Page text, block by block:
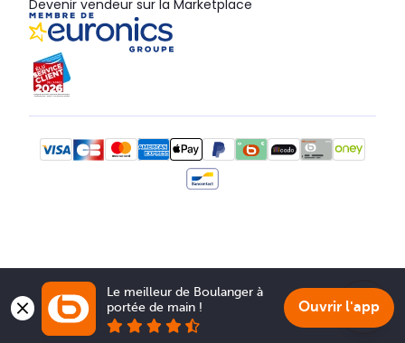
Devenir vendeur sur la Marketplace
Le meilleur de Boulanger à
portée de main !
Ouvrir l'app